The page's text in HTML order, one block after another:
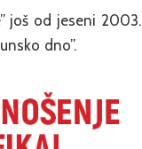
još od jeseni 2003.
dno”.